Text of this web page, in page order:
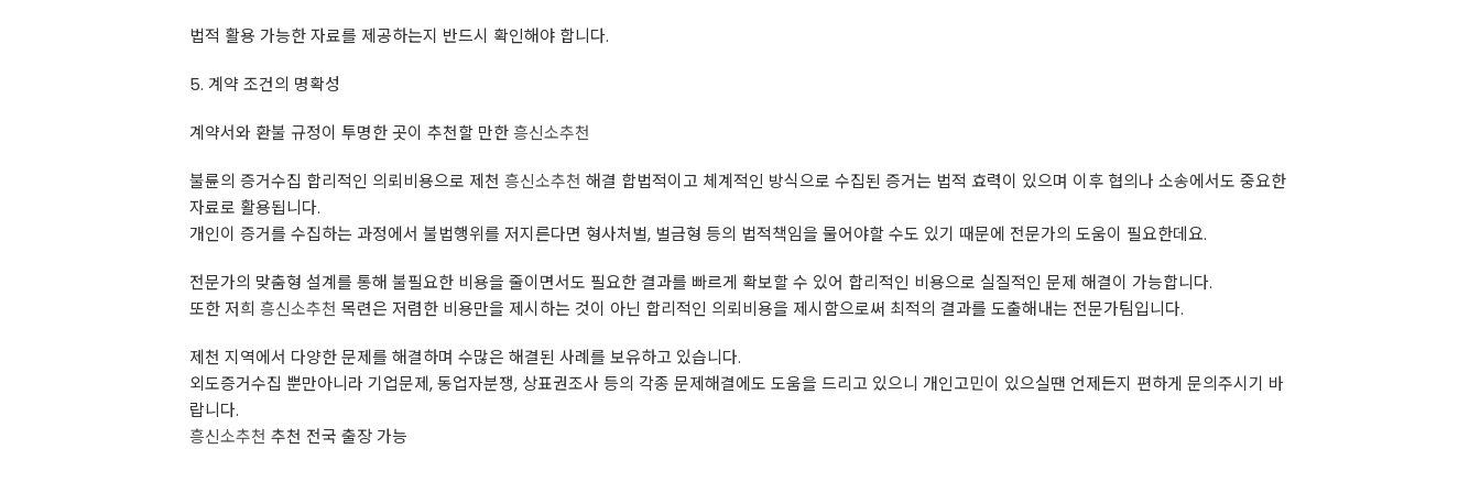
법적 활용 가능한 자료를 제공하는지 반드시 확인해야 합니다.
5. 계약 조건의 명확성
계약서와 환불 규정이 투명한 곳이 추천할 만한흥신소추천
불륜의 증거수집 합리적인 의뢰비용으로 제천 흥신소추천 해결 합법적이고 체계적인 방식으로 수집된 증거는 법적 효력이 있으며 이후 협의나 소송에서도 중요한
자료로 활용됩니다.
개인이 증거를 수집하는 과정에서 불법행위를 저지른다면 형사처벌, 벌금형 등의 법적책임을 물어야할 수도 있기 때문에 전문가의 도움이 필요한데요.
전문가의 맞춤형 설계를 통해 불필요한 비용을 줄이면서도 필요한 결과를 빠르게 확보할 수 있어 합리적인 비용으로 실질적인 문제 해결이 가능합니다.
또한 저희 흥신소추천 목련은 저렴한 비용만을 제시하는 것이 아닌 합리적인 의뢰비용을 제시함으로써 최적의 결과를 도출해내는 전문가팀입니다.
제천 지역에서 다양한 문제를 해결하며 수많은 해결된 사례를 보유하고 있습니다.
외도증거수집 뿐만아니라 기업문제, 동업자분쟁, 상표권조사 등의 각종 문제해결에도 도움을 드리고 있으니 개인고민이 있으실땐 언제든지 편하게 문의주시기 바
랍니다.
흥신소추천 추천 전국 출장 가능